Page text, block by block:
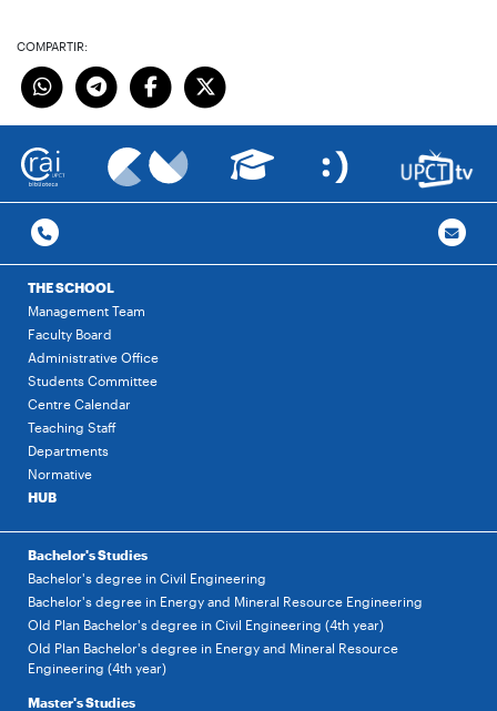
COMPARTIR:
THE SCHOOL
Management Team
Faculty Board
Administrative Office
Students Committee
Centre Calendar
Teaching Staff
Departments
Normative
HUB
Bachelor's Studies
Bachelor's degree in Civil Engineering
Bachelor's degree in Energy and Mineral Resource Engineering
Old Plan Bachelor's degree in Civil Engineering (4th year)
Old Plan Bachelor's degree in Energy and Mineral Resource
Engineering (4th year)
Master's Studies